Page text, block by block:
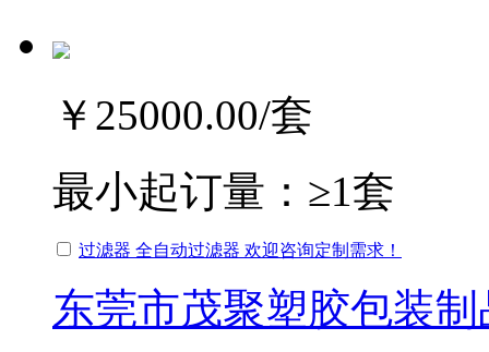
￥25000.00/套
最小起订量： ≥1套
过滤器 全自动过滤器 欢迎咨询定制需求！
东莞市茂聚塑胶包装